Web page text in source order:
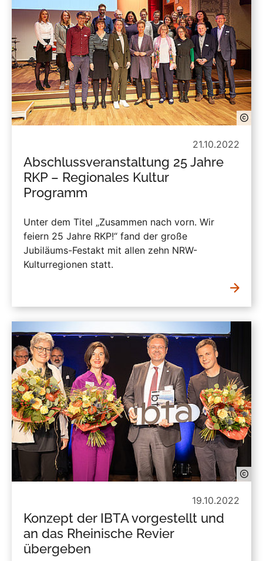
21.10.2022
Abschlussveranstaltung 25 Jahre
RKP – Regionales Kultur
Programm
Unter dem Titel „Zusammen nach vorn. Wir
feiern 25 Jahre RKP!“ fand der große
Jubiläums-Festakt mit allen zehn NRW-
Kulturregionen statt.
19.10.2022
Konzept der IBTA vorgestellt und
an das Rheinische Revier
übergeben